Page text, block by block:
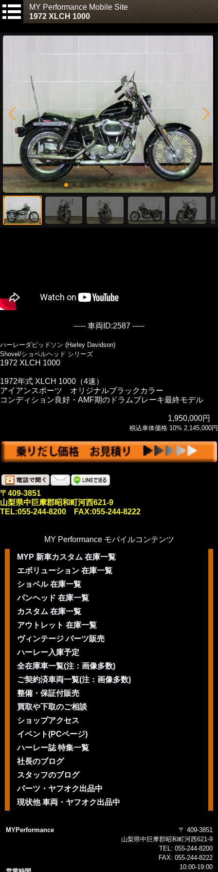
MY Performance Mobile Site
1972 XLCH 1000
----- 車両ID:2587 -----
ハーレーダビッドソン (Harley Davidson)
Shovel/ショベルヘッド シリーズ
1972 XLCH 1000
1972年式 XLCH 1000（4速）
アイアンスポーツ オリジナルブラックカラー
コンディション良好・AMF期のドラムブレーキ最終モデル
1,950,000円
税込車体価格 10% 2,145,000円
〒409-3851
山梨県中巨摩郡昭和町河西621-9
TEL:055-244-8200 FAX:055-244-8222
MY Performance モバイルコンテンツ
MYP 新車カスタム 在庫一覧
エボリューション 在庫一覧
ショベル 在庫一覧
パンヘッド 在庫一覧
カスタム 在庫一覧
アウトレット 在庫一覧
ヴィンテージ パーツ販売
ハーレー入庫予定
全在庫車一覧(注：画像多数)
ご契約済車両一覧(注：画像多数)
整備・保証付販売
買取や下取のご相談
ショップアクセス
イベント(PCページ)
ハーレー誌 特集一覧
社長のブログ
スタッフのブログ
パーツ・ヤフオク出品中
現状他 車両・ヤフオク出品中
MYPerformance
〒 409-3851
山梨県中巨摩郡昭和町河西621-9
TEL: 055-244-8200
FAX: 055-244-8222
10:00-19:00